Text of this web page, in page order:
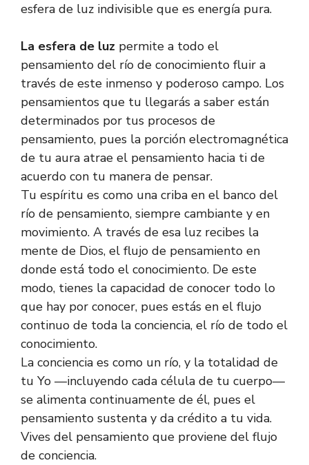
esfera de luz indivisible que es energía pura.
La esfera de luz permite a todo el
pensamiento del río de conocimiento fluir a
través de este inmenso y poderoso campo. Los
pensamientos que tu llegarás a saber están
determinados por tus procesos de
pensamiento, pues la porción electromagnética
de tu aura atrae el pensamiento hacia ti de
acuerdo con tu manera de pensar.
Tu espíritu es como una criba en el banco del
río de pensamiento, siempre cambiante y en
movimiento. A través de esa luz recibes la
mente de Dios, el flujo de pensamiento en
donde está todo el conocimiento. De este
modo, tienes la capacidad de conocer todo lo
que hay por conocer, pues estás en el flujo
continuo de toda la conciencia, el río de todo el
conocimiento.
La conciencia es como un río, y la totalidad de
tu Yo —incluyendo cada célula de tu cuerpo—
se alimenta continuamente de él, pues el
pensamiento sustenta y da crédito a tu vida.
Vives del pensamiento que proviene del flujo
de conciencia.